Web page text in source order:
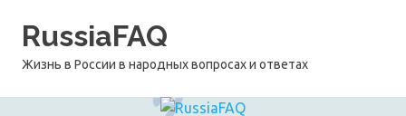
RussiaFAQ
Жизнь в России в народных вопросах и ответах